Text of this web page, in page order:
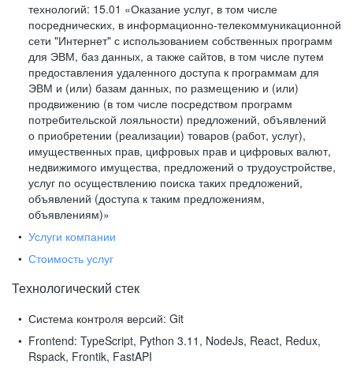
технологий: 15.01 «Оказание услуг, в том числе
посреднических, в информационно-телекоммуникационной
сети "Интернет" с использованием собственных программ
для ЭВМ, баз данных, а также сайтов, в том числе путем
предоставления удаленного доступа к программам для
ЭВМ и (или) базам данных, по размещению и (или)
продвижению (в том числе посредством программ
потребительской лояльности) предложений, объявлений
о приобретении (реализации) товаров (работ, услуг),
имущественных прав, цифровых прав и цифровых валют,
недвижимого имущества, предложений о трудоустройстве,
услуг по осуществлению поиска таких предложений,
объявлений (доступа к таким предложениям,
объявлениям)»
Услуги компании
Стоимость услуг
Технологический стек
Система контроля версий: Git
Frontend: TypeScript, Python 3.11, NodeJs, React, Redux,
Rspack, Frontik, FastAPI